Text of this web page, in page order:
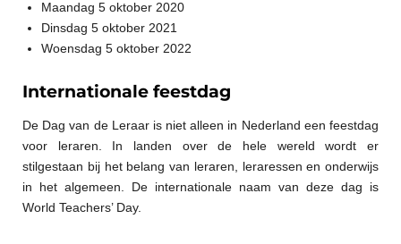
Maandag 5 oktober 2020
Dinsdag 5 oktober 2021
Woensdag 5 oktober 2022
Internationale feestdag
De Dag van de Leraar is niet alleen in Nederland een feestdag
voor leraren. In landen over de hele wereld wordt er
stilgestaan bij het belang van leraren, leraressen en onderwijs
in het algemeen. De internationale naam van deze dag is
World Teachers’ Day.